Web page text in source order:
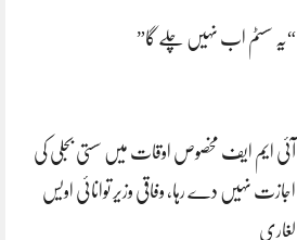
“یہ سسٹم اب نہیں چلے گا”
آئی ایم ایف مخصوص اوقات میں سستی بجلی کی
اجازت نہیں دے رہا، وفاقی وزیر توانائی اویس
لغاری